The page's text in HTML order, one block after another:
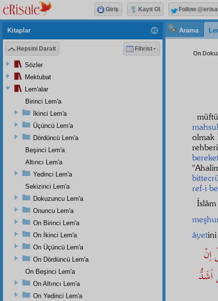
Arama
On
olmak
"Ahali
ref-i
âyet
اِنْ
Kitaplar
Hepsini Daralt Fihrist
Sözler
Mektubat
Lem'alar
Birinci Lem'a
İkinci Lem'a
Üçüncü Lem'a
Dördüncü Lem'a
Beşinci Lem'a
Altıncı Lem'a
Yedinci Lem'a
Sekizinci Lem'a
Dokuzuncu Lem'a
Onuncu Lem'a
On Birinci Lem'a
On İkinci Lem'a
On Üçüncü Lem'a
On Dördüncü Lem'a
On Beşinci Lem'a
On Altıncı Lem'a
On Yedinci Lem'a
Giriş Kayıt Ol Follow